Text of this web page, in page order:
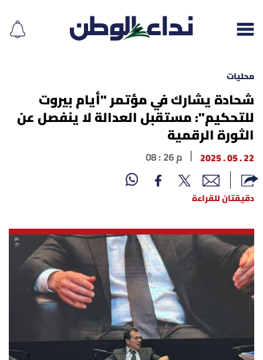
إقرأ الجريدة
لبنان
الغلاف
نداء اليوم
محليات
أسرار
نداء القرّاء
محليات
شحادة يشارك في مؤتمر "أيام بيروت
للتحكيم": مستقبل العدالة لا ينفصل عن
الثورة الرقمية
22 . 05 . 2025 08 : 26 م
دقيقتان للقراءة